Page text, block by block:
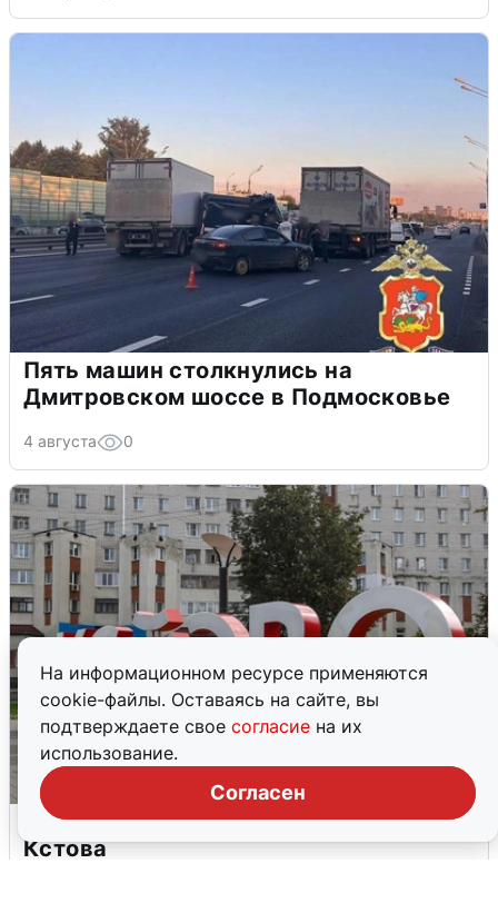
На информационном ресурсе применяются
cookie-файлы. Оставаясь на сайте, вы
подтверждаете свое согласие на их
использование.
Согласен
Пять машин столкнулись на
Дмитровском шоссе в Подмосковье
4 августа 0
Грохот в небе разбудил жителей
Кстова